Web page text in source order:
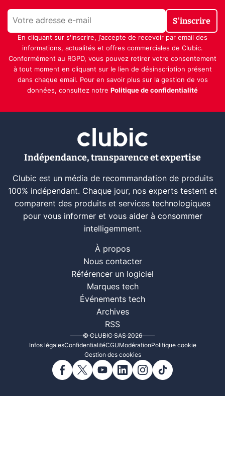
S'inscrire
En cliquant sur s'inscrire, j’accepte de recevoir par email des
informations, actualités et offres commerciales de Clubic.
Conformément au RGPD, vous pouvez retirer votre consentement
à tout moment en cliquant sur le lien de désinscription présent
dans chaque email. Pour en savoir plus sur la gestion de vos
données, consultez notre Politique de confidentialité
Indépendance, transparence et expertise
Clubic est un média de recommandation de produits
100% indépendant. Chaque jour, nos experts testent et
comparent des produits et services technologiques
pour vous informer et vous aider à consommer
intelligemment.
À propos
Nous contacter
Référencer un logiciel
Marques tech
Événements tech
Archives
RSS
© CLUBIC SAS 2026
Infos légalesConfidentialitéCGUModérationPolitique cookie
Gestion des cookies